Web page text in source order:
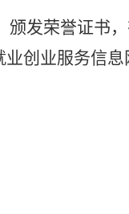
发荣誉证书
创业服务信